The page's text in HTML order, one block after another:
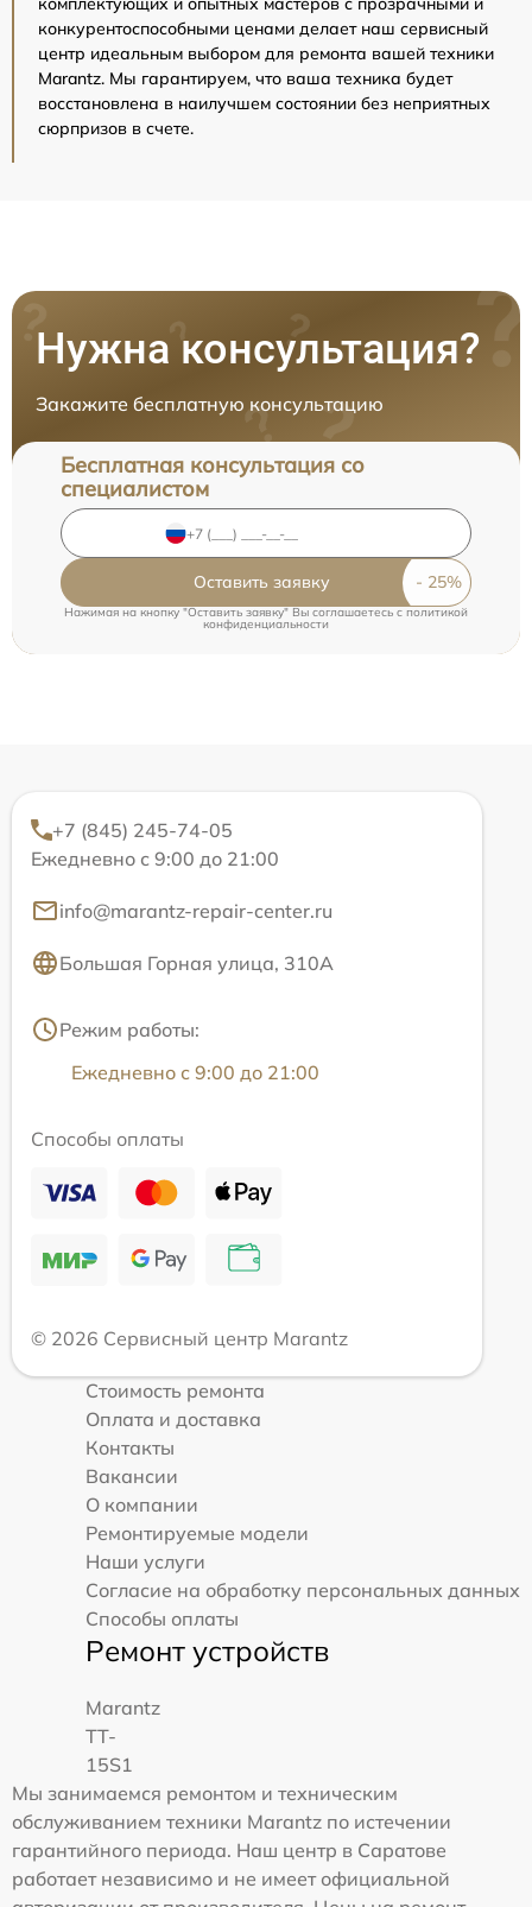
конкурентоспособными ценами делает наш сервисный
центр идеальным выбором для ремонта вашей техники
Marantz. Мы гарантируем, что ваша техника будет
восстановлена в наилучшем состоянии без неприятных
сюрпризов в счете.
Нужна консультация?
Закажите бесплатную консультацию
Бесплатная консультация со
специалистом
Оставить заявку
Нажимая на кнопку "Оставить заявку" Вы соглашаетесь cполитикой
конфиденциальности
+7 (845) 245-74-05
Ежедневно с 9:00 до 21:00
info@marantz-repair-center.ru
Большая Горная улица, 310А
Режим работы:
Ежедневно с 9:00 до 21:00
Способы оплаты
© 2026 Сервисный центр Marantz
Стоимость ремонта
Оплата и доставка
Контакты
Вакансии
О компании
Ремонтируемые модели
Наши услуги
Согласие на обработку персональных данных
Способы оплаты
Ремонт устройств
Marantz
TT-
15S1
Мы занимаемся ремонтом и техническим
обслуживанием техники Marantz по истечении
гарантийного периода. Наш центр в Саратове
работает независимо и не имеет официальной